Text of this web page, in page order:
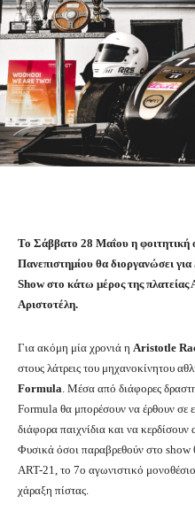
Το Σάββατο 28 Μαΐου η φοιτητική
Πανεπιστημίου θα διοργανώσει
Show στο κάτω μέρος της πλατείας
Αριστοτέλη.
Για ακόμη μία χρονιά η Aristotle
στους λάτρεις του μηχανοκίνητου
Formula . Μέσα από διάφορες
Formula θα μπορέσουν να έρθουν σε
διάφορα παιχνίδια και να
Φυσικά όσοι παραβρεθούν στο
ART-21, το 7ο αγωνιστικό μονοθέσιο
χάραξη πίστας.